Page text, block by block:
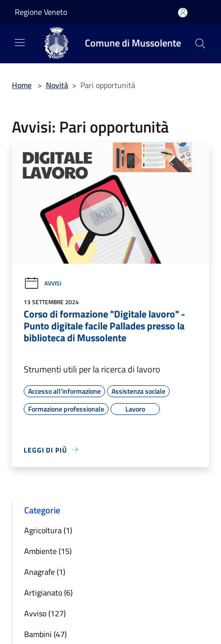
Regione Veneto
Comune di Mussolente
Home > Novità > Pari opportunità
Avvisi: Pari opportunità
AVVISI
13 SETTEMBRE 2024
Corso di formazione "Digitale lavoro" -
Punto digitale facile Pallades presso la
biblioteca di Mussolente
Strumenti utili per la ricerca di lavoro
Accesso all'informazione
Assistenza sociale
Formazione professionale
Lavoro
LEGGI DI PIÙ
Categorie
Agricoltura (1)
Ambiente (15)
Anagrafe (1)
Artigianato (6)
Avviso (127)
Bambini (47)